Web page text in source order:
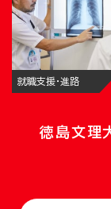
就職支援・進路
徳島文理